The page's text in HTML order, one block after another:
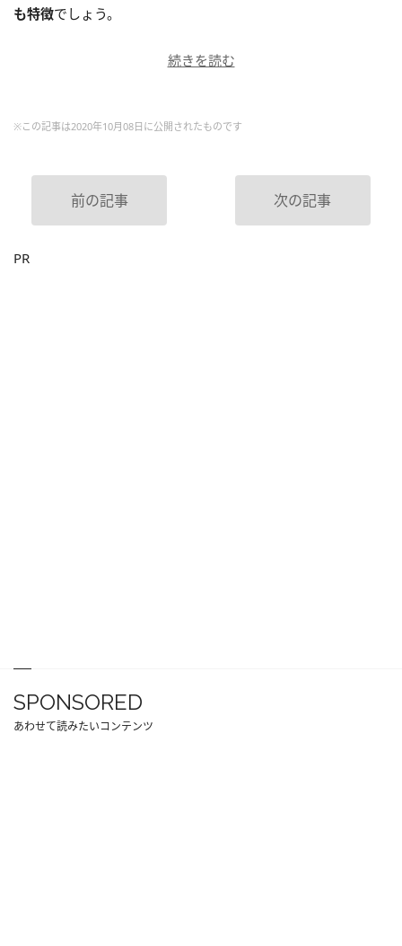
も特徴でしょう。
続きを読む
※この記事は2020年10月08日に公開されたものです
前の記事 次の記事
PR
SPONSORED
あわせて読みたいコンテンツ